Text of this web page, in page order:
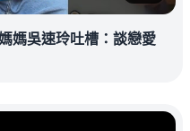
媽吳速玲吐槽：談戀愛